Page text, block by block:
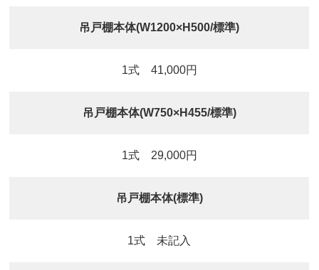
吊戸棚本体(W1200×H500/標準)
1式 41,000円
吊戸棚本体(W750×H455/標準)
1式 29,000円
吊戸棚本体(標準)
1式 未記入